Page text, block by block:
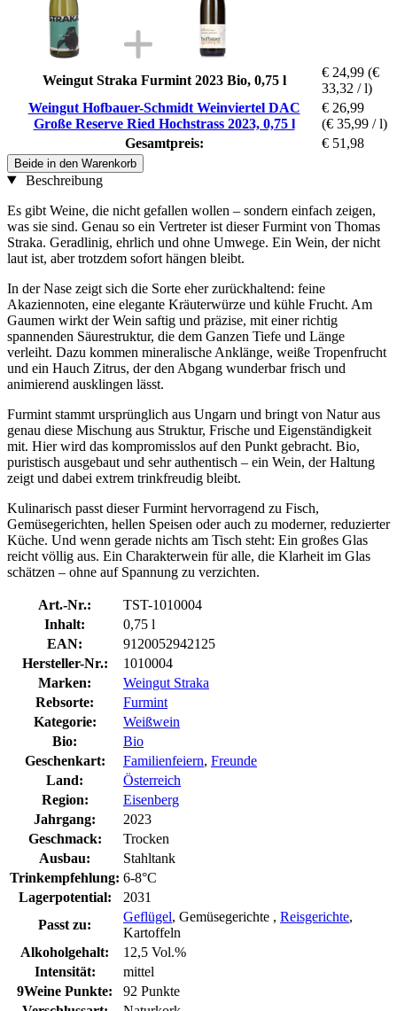
Weingut Straka Furmint 2023 Bio, 0,75 l
€ 24,99 (€
33,32 / l)
Weingut Hofbauer-Schmidt Weinviertel DAC
Große Reserve Ried Hochstrass 2023, 0,75 l
€ 26,99
(€ 35,99 / l)
Gesamtpreis:
€ 51,98
Beide in den Warenkorb
Beschreibung
Es gibt Weine, die nicht gefallen wollen – sondern einfach zeigen,
was sie sind. Genau so ein Vertreter ist dieser Furmint von Thomas
Straka. Geradlinig, ehrlich und ohne Umwege. Ein Wein, der nicht
laut ist, aber trotzdem sofort hängen bleibt.
In der Nase zeigt sich die Sorte eher zurückhaltend: feine
Akaziennoten, eine elegante Kräuterwürze und kühle Frucht. Am
Gaumen wirkt der Wein saftig und präzise, mit einer richtig
spannenden Säurestruktur, die dem Ganzen Tiefe und Länge
verleiht. Dazu kommen mineralische Anklänge, weiße Tropenfrucht
und ein Hauch Zitrus, der den Abgang wunderbar frisch und
animierend ausklingen lässt.
Furmint stammt ursprünglich aus Ungarn und bringt von Natur aus
genau diese Mischung aus Struktur, Frische und Eigenständigkeit
mit. Hier wird das kompromisslos auf den Punkt gebracht. Bio,
puristisch ausgebaut und sehr authentisch – ein Wein, der Haltung
zeigt und dabei extrem trinkfreudig bleibt.
Kulinarisch passt dieser Furmint hervorragend zu Fisch,
Gemüsegerichten, hellen Speisen oder auch zu moderner, reduzierter
Küche. Und wenn gerade nichts am Tisch steht: Ein großes Glas
reicht völlig aus. Ein Charakterwein für alle, die Klarheit im Glas
schätzen – ohne auf Spannung zu verzichten.
Art.-Nr.:
TST-1010004
Inhalt:
0,75 l
EAN:
9120052942125
Hersteller-Nr.:
1010004
Marken:
Weingut Straka
Rebsorte:
Furmint
Kategorie:
Weißwein
Bio:
Bio
Geschenkart:
Familienfeiern, Freunde
Land:
Österreich
Region:
Eisenberg
Jahrgang:
2023
Geschmack:
Trocken
Ausbau:
Stahltank
Trinkempfehlung: 6-8°C
Lagerpotential:
2031
Passt zu:
Geflügel, Gemüsegerichte , Reisgerichte,
Kartoffeln
Alkoholgehalt:
12,5 Vol.%
Intensität:
mittel
9Weine Punkte:
92 Punkte